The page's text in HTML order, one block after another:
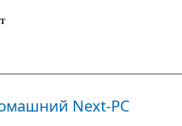
Next-PC